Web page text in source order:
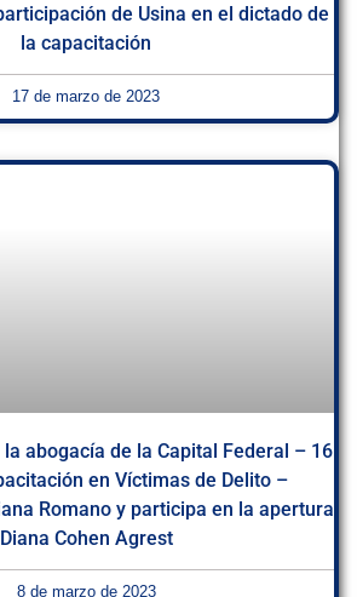
de Usina en el dictado de
la capacitación
17 de marzo de 2023
abogacía de la Capital Federal – 16
en Víctimas de Delito –
Romano y participa en la apertura
Diana Cohen Agrest
8 de marzo de 2023